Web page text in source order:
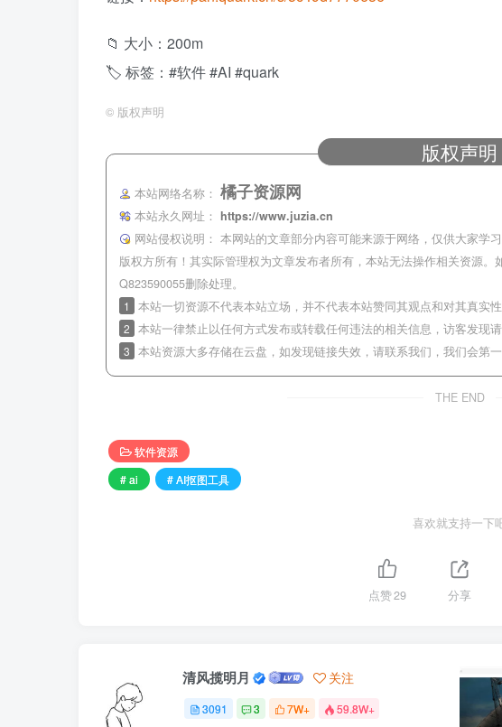
📁 大小：200m
🏷 标签：#软件 #AI #quark
© 版权声明
版权声明
本站网络名称： 橘子资源网
本站永久网址：
https://www.juzia.cn
网站侵权说明： 本网站的文章部分内容可能来源于网络，仅供大家学
版权方所有！其实际管理权为文章发布者所有，本站无法操作相关资源
Q823590055删除处理。
1 本站一切资源不代表本站立场，并不代表本站赞同其观点和对其真实性
2 本站一律禁止以任何方式发布或转载任何违法的相关信息，访客发现
3 本站资源大多存储在云盘，如发现链接失效，请联系我们，我们会第一
THE END
软件资源
# ai
# AI抠图工具
喜欢就支持一下
点赞29 分享
清风揽明月 关注
3091 3 7W+ 59.8W+